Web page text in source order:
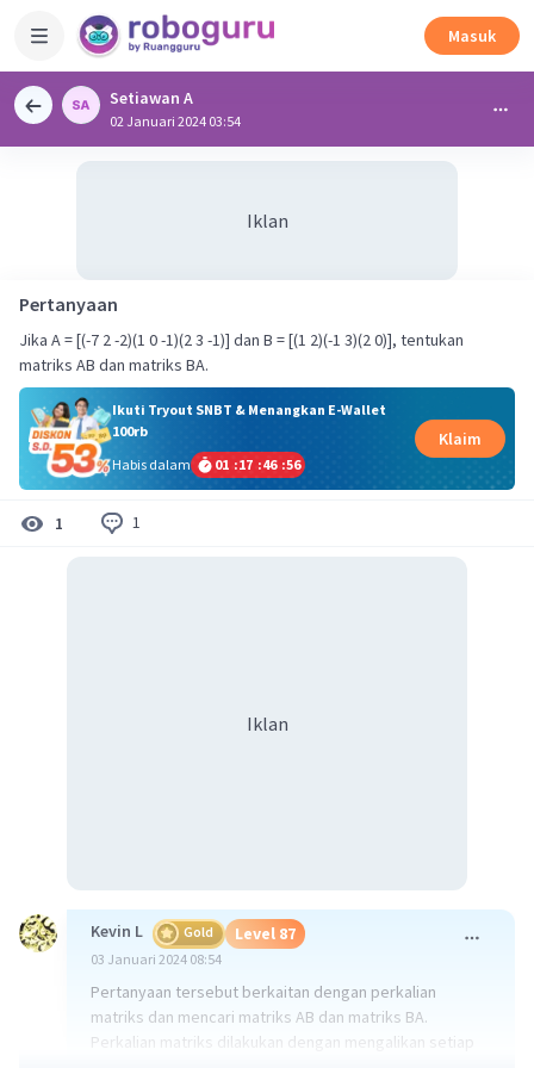
Masuk
Setiawan A
02 Januari 2024 03:54
Iklan
Pertanyaan
Jika A = [(-7 2 -2)(1 0 -1)(2 3 -1)] dan B = [(1 2)(-1 3)(2 0)], tentukan
matriks AB dan matriks BA.
Ikuti Tryout SNBT & Menangkan E-Wallet
100rb
Habis dalam
01 :17 :46 :56
Klaim
1 1
Iklan
Kevin L Gold Level 87
03 Januari 2024 08:54
Pertanyaan tersebut berkaitan dengan perkalian
matriks dan mencari matriks AB dan matriks BA.
Perkalian matriks dilakukan dengan mengalikan setiap